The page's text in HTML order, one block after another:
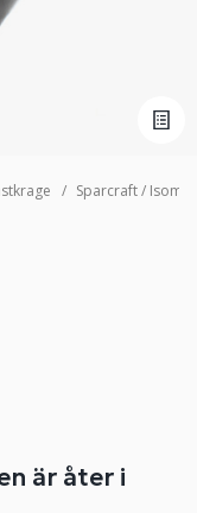
Sparcraft / Isomat
är åter i